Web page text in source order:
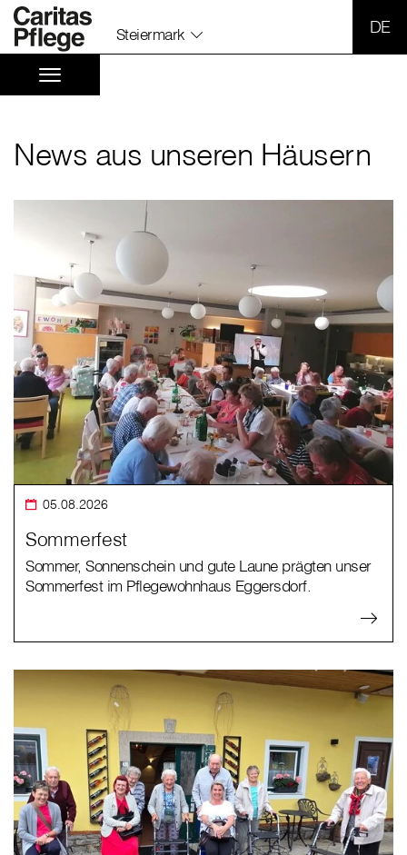
Steiermark
News aus unseren Häusern
05.08.2026
Sommerfest
Sommer, Sonnenschein und gute Laune prägten unser
Sommerfest im Pflegewohnhaus Eggersdorf.